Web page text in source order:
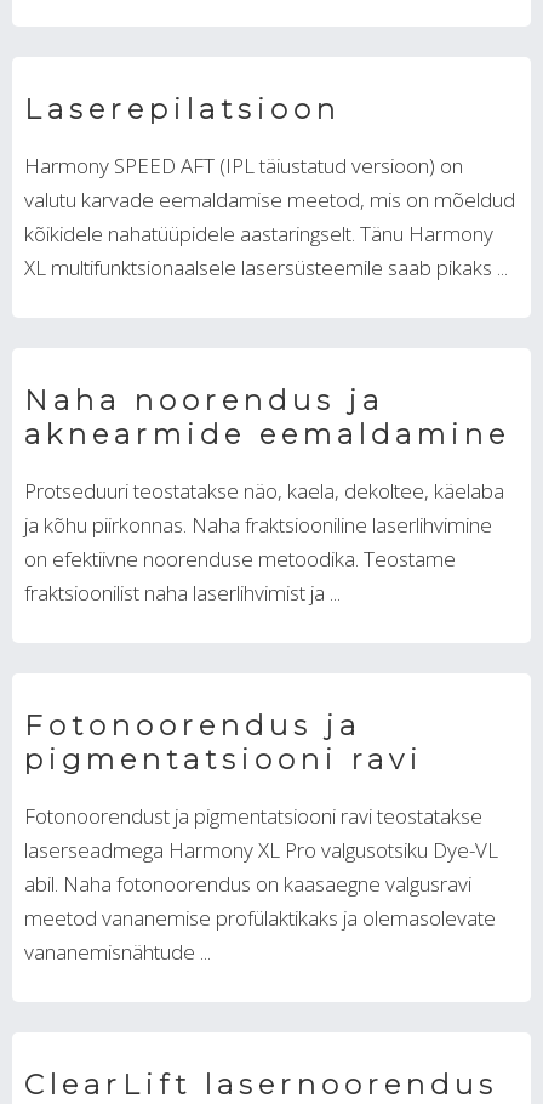
Laserepilatsioon
Harmony SPEED ​​AFT (IPL täiustatud versioon) on
valutu karvade eemaldamise meetod, mis on mõeldud
kõikidele nahatüüpidele aastaringselt. Tänu Harmony
XL multifunktsionaalsele lasersüsteemile saab pikaks ...
Naha noorendus ja
aknearmide eemaldamine
Protseduuri teostatakse näo, kaela, dekoltee, käelaba
ja kõhu piirkonnas. Naha fraktsiooniline laserlihvimine
on efektiivne noorenduse metoodika. Teostame
fraktsioonilist naha laserlihvimist ja ...
Fotonoorendus ja
pigmentatsiooni ravi
Fotonoorendust ja pigmentatsiooni ravi teostatakse
laserseadmega Harmony XL Pro valgusotsiku Dye-VL
abil. Naha fotonoorendus on kaasaegne valgusravi
meetod vananemise profülaktikaks ja olemasolevate
vananemisnähtude ...
ClearLift lasernoorendus